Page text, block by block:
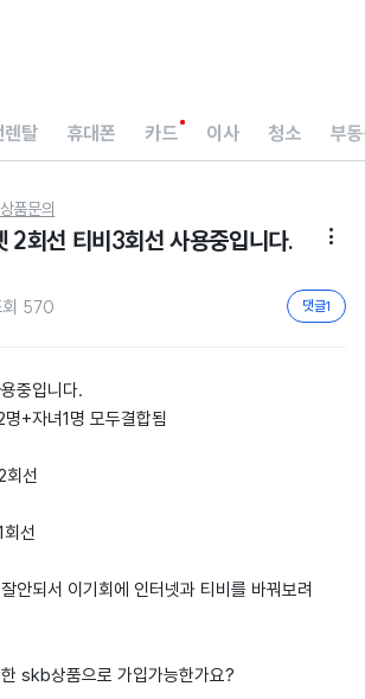
렌탈 휴대폰 카드 이사 청소 부
상품문의
2회선 티비3회선 사용중입니다. 
570 댓글1
중입니다.
+자녀1명 모두결합됨
회선
회선
안되서 이기회에 인터넷과 티비를 바꿔보려
skb상품으로 가입가능한가요?